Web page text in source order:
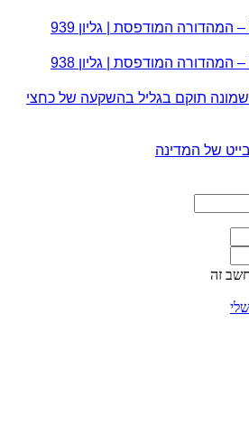
המהדורה המודפסת | גליון 939
המהדורה המודפסת | גליון 938
שמונה תוקם בגליל בהשקעה של כחצי
של המדינה
זה